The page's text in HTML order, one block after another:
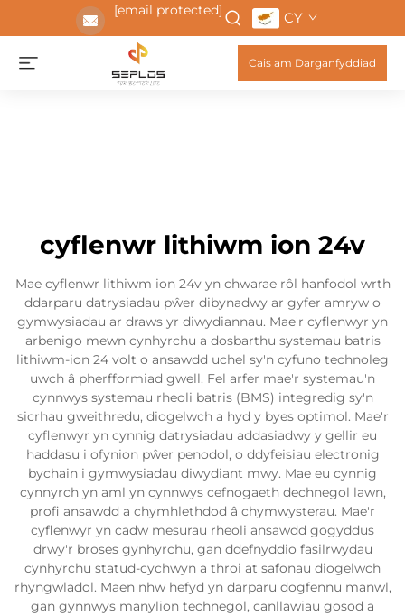
[email protected] CY
Cais am Darganfyddiad
cyflenwr lithiwm ion 24v
Mae cyflenwr lithiwm ion 24v yn chwarae rôl hanfodol wrth
ddarparu datrysiadau pŵer dibynadwy ar gyfer amryw o
gymwysiadau ar draws yr diwydiannau. Mae'r cyflenwyr yn
arbenigo mewn cynhyrchu a dosbarthu systemau batris
lithiwm-ion 24 volt o ansawdd uchel sy'n cyfuno technoleg
uwch â pherfformiad gwell. Fel arfer mae'r systemau'n
cynnwys systemau rheoli batris (BMS) integredig sy'n
sicrhau gweithredu, diogelwch a hyd y byes optimol. Mae'r
cyflenwyr yn cynnig datrysiadau addasiadwy y gellir eu
haddasu i ofynion pŵer penodol, o ddyfeisiau electronig
bychain i gymwysiadau diwydiant mwy. Mae eu cynnig
cynnyrch yn aml yn cynnwys cefnogaeth dechnegol lawn,
profi ansawdd a chymhlethdod â chymwysterau. Mae'r
cyflenwyr yn cadw mesurau rheoli ansawdd gogyddus
drwy'r broses gynhyrchu, gan ddefnyddio fasilrwydau
cynhyrchu statud-cychwyn a throi at safonau diogelwch
rhyngwladol. Maen nhw hefyd yn darparu dogfennu manwl,
gan gynnwys manylion technegol, canllawiau gosod a